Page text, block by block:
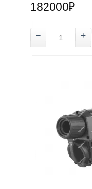
182000₽